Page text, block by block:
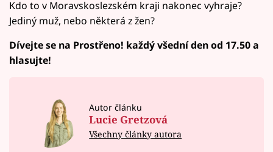
Kdo to v Moravskoslezském kraji nakonec vyhraje?
Jediný muž, nebo některá z žen?
Dívejte se na Prostřeno! každý všední den od 17.50 a
hlasujte!
Autor článku
Lucie Gretzová
Všechny články autora